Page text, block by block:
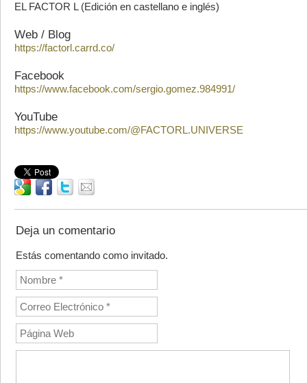
EL FACTOR L (Edición en castellano e inglés)
Web / Blog
https://factorl.carrd.co/
Facebook
https://www.facebook.com/sergio.gomez.984991/
YouTube
https://www.youtube.com/@FACTORL.UNIVERSE
Deja un comentario
Estás comentando como invitado.